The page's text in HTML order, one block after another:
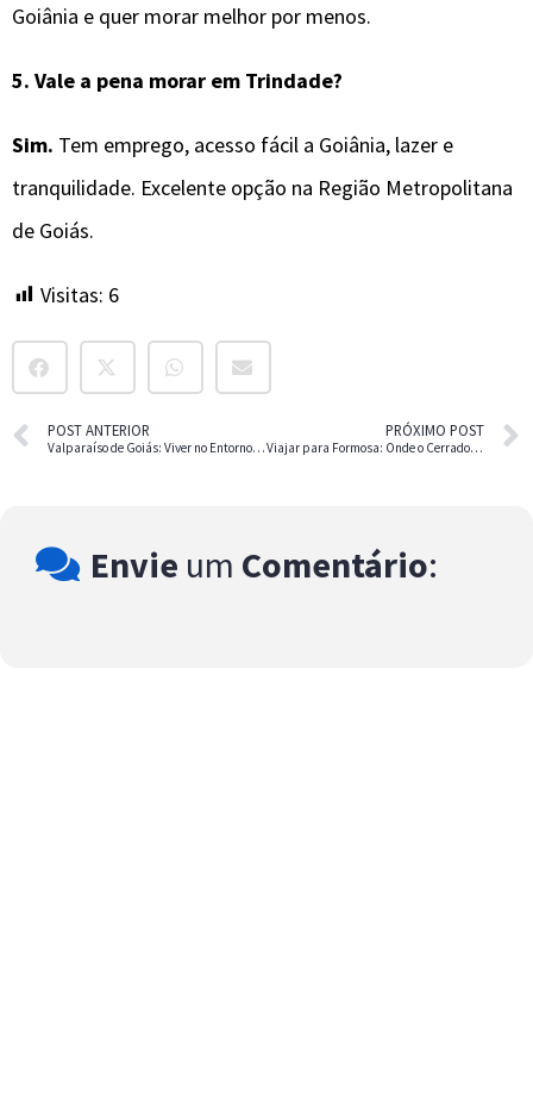
Goiânia e quer morar melhor por menos.
5. Vale a pena morar em Trindade?
Sim. Tem emprego, acesso fácil a Goiânia, lazer e
tranquilidade. Excelente opção na Região Metropolitana
de Goiás.
Visitas: 6
POST ANTERIOR
Valparaíso de Goiás: Viver no Entorno de Brasília
PRÓXIMO POST
Viajar para Formosa: Onde o Cerrado Encontra a História de Goiás
Envie um Comentário: